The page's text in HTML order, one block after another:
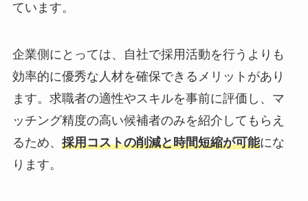
ています。
企業側にとっては、自社で採用活動を行うよりも
効率的に優秀な人材を確保できるメリット があり
ます。求職者の適性やスキルを事前に評価し、マ
ッチング精度の高い候補者のみを紹介してもらえ
るため、 採用コストの削減と時間短縮が可能にな
ります。